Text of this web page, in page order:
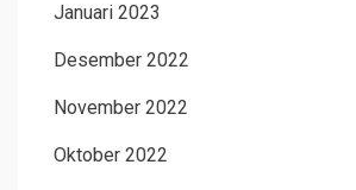
Januari 2023
Desember 2022
November 2022
Oktober 2022